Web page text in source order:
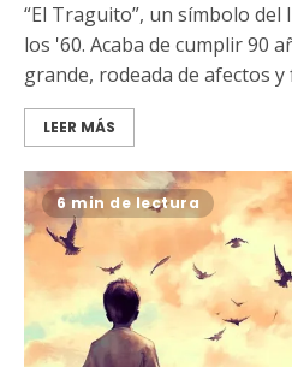
“El Traguito”, un símbolo
los '60. Acaba de cumplir 90
grande, rodeada de afectos y
LEER MÁS
6 min de lectura